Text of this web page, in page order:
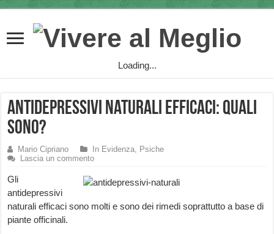
Loading...
Antidepressivi naturali efficaci: quali
sono?
Mario Cipriano In Evidenza, Psiche
Lascia un commento
Gli
antidepressivi
naturali efficaci sono molti e sono dei rimedi soprattutto a base di
piante officinali.